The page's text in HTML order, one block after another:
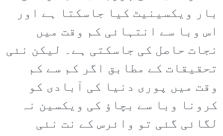
بار ویکسینیٹ کیا جاسکتا ہے اور
اس وبا سے انتہائی کم وقت میں
نجات حاصل کی جاسکتی ہے۔ لیکن نئی
تحقیقات کے مطابق اگر کم سے کم
وقت میں پوری دنیا کی آبادی کو
کرونا وبا سے بچاؤ کی ویکسین نہ
لگائی گئی تو وائرس کے نت نئی